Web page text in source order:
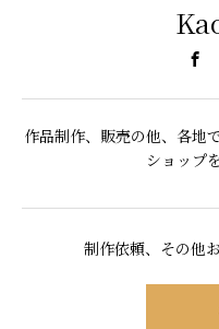
作品制作、販売の他、各地
ショップ
制作依頼、その他